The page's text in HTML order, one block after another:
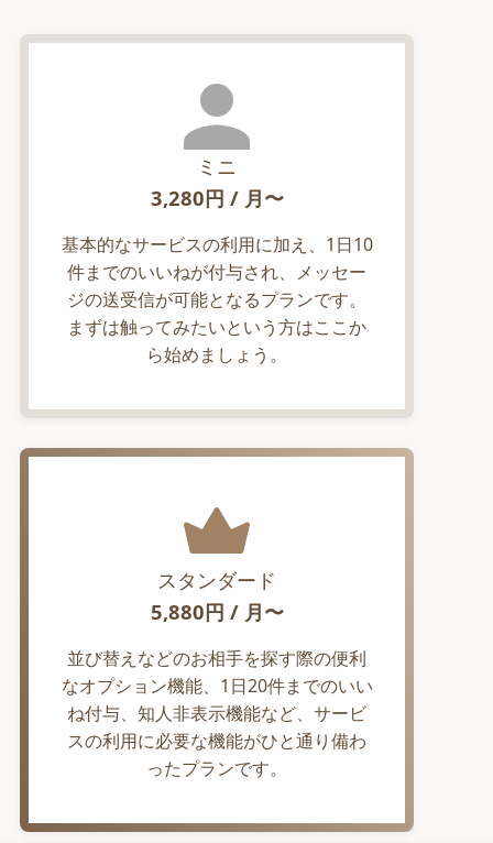
ミニ
3,280円 / 月〜
基本的なサービスの利用に加え、1日10
件までのいいねが付与され、メッセー
ジの送受信が可能となるプランです。
まずは触ってみたいという方はここか
ら始めましょう。
スタンダード
5,880円 / 月〜
並び替えなどのお相手を探す際の便利
なオプション機能、1日20件までのいい
ね付与、知人非表示機能など、サービ
スの利用に必要な機能がひと通り備わ
ったプランです。